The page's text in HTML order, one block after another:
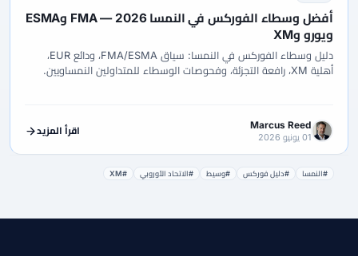
أفضل وسطاء الفوركس في النمسا 2026 — FMA وESMA
ويورو وXM
دليل وسطاء الفوركس في النمسا: سياق FMA/ESMA، ودائع EUR،
أهلية XM، رافعة التجزئة، وفحوصات الوسطاء للمتداولين النمساويين.
Marcus Reed
01 يونيو 2026
اقرأ المزيد
#النمسا #دليل فوركس #وسيط #الاتحاد الأوروبي #XM